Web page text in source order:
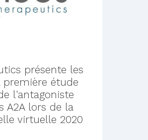
présente les
première étude
l'antagoniste
A2A lors de la
virtuelle 2020